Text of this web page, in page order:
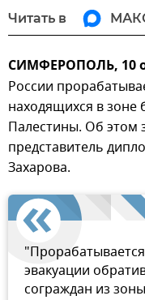
Читать в
СИМФЕРОПОЛЬ, 10
России
находящихся в зоне
Палестины. Об этом
представитель
Захарова.
эвакуации
сограждан из